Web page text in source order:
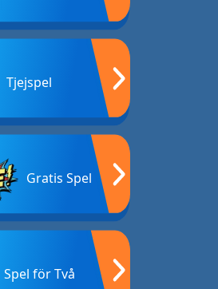
Tjejspel
Gratis Spel
Spel för Två